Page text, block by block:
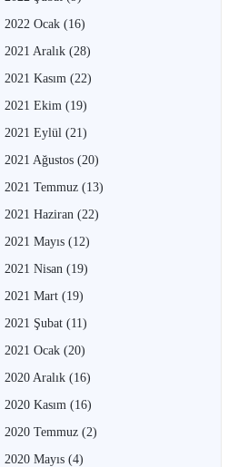
2022 Ocak (16)
2021 Aralık (28)
2021 Kasım (22)
2021 Ekim (19)
2021 Eylül (21)
2021 Ağustos (20)
2021 Temmuz (13)
2021 Haziran (22)
2021 Mayıs (12)
2021 Nisan (19)
2021 Mart (19)
2021 Şubat (11)
2021 Ocak (20)
2020 Aralık (16)
2020 Kasım (16)
2020 Temmuz (2)
2020 Mayıs (4)